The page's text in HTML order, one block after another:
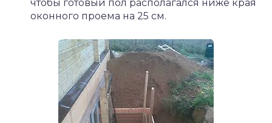
чтобы готовый пол располагался ниже края
оконного проема на 25 см.